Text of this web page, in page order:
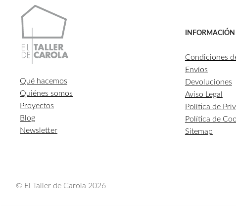
Qué hacemos
Quiénes somos
Proyectos
Blog
Newsletter
INFORMACIÓN
Condiciones
Envíos
Devoluciones
Aviso Legal
Política de
Política de
Sitemap
© El Taller de Carola 2026